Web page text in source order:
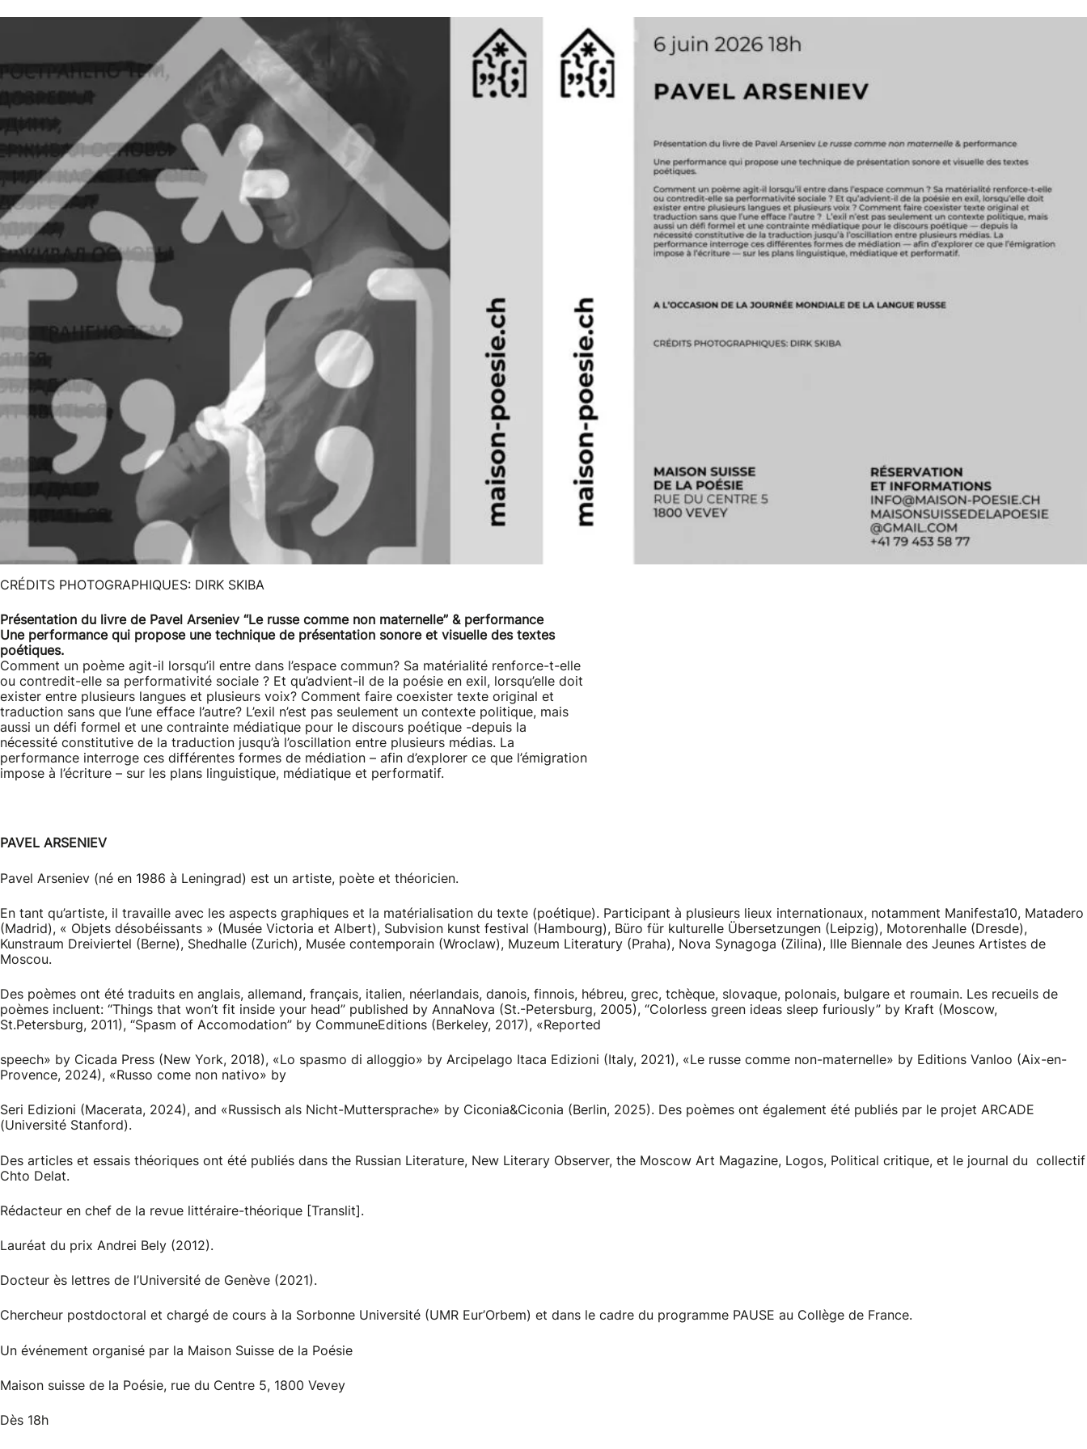
CRÉDITS PHOTOGRAPHIQUES: DIRK SKIBA
Présentation du livre de Pavel Arseniev “Le russe comme non maternelle” & performance
Une performance qui propose une technique de présentation sonore et visuelle des textes
poétiques.
Comment un poème agit-il lorsqu’il entre dans l’espace commun? Sa matérialité renforce-t-elle
ou contredit-elle sa performativité sociale ? Et qu’advient-il de la poésie en exil, lorsqu’elle doit
exister entre plusieurs langues et plusieurs voix? Comment faire coexister texte original et
traduction sans que l’une efface l’autre? L’exil n’est pas seulement un contexte politique, mais
aussi un défi formel et une contrainte médiatique pour le discours poétique -depuis la
nécessité constitutive de la traduction jusqu’à l’oscillation entre plusieurs médias. La
performance interroge ces différentes formes de médiation – afin d’explorer ce que l’émigration
impose à l’écriture – sur les plans linguistique, médiatique et performatif.
PAVEL ARSENIEV
Pavel Arseniev (né en 1986 à Leningrad) est un artiste, poète et théoricien.
En tant qu’artiste, il travaille avec les aspects graphiques et la matérialisation du texte (poétique). Participant à plusieurs lieux internationaux, notamment Manifesta10, Matadero
(Madrid), « Objets désobéissants » (Musée Victoria et Albert), Subvision kunst festival (Hambourg), Büro für kulturelle Übersetzungen (Leipzig), Motorenhalle (Dresde),
Kunstraum Dreiviertel (Berne), Shedhalle (Zurich), Musée contemporain (Wroclaw), Muzeum Literatury (Praha), Nova Synagoga (Zilina), IIIe Biennale des Jeunes Artistes de
Moscou.
Des poèmes ont été traduits en anglais, allemand, français, italien, néerlandais, danois, finnois, hébreu, grec, tchèque, slovaque, polonais, bulgare et roumain. Les recueils de
poèmes incluent: “Things that won’t fit inside your head” published by AnnaNova (St.-Petersburg, 2005), “Colorless green ideas sleep furiously” by Kraft (Moscow,
St.Petersburg, 2011), “Spasm of Accomodation” by CommuneEditions (Berkeley, 2017), «Reported
speech» by Cicada Press (New York, 2018), «Lo spasmo di alloggio» by Arcipelago Itaca Edizioni (Italy, 2021), «Le russe comme non-maternelle» by Editions Vanloo (Aix-en-
Provence, 2024), «Russo come non nativo» by
Seri Edizioni (Macerata, 2024), and «Russisch als Nicht-Muttersprache» by Ciconia&Ciconia (Berlin, 2025). Des poèmes ont également été publiés par le projet ARCADE
(Université Stanford).
Des articles et essais théoriques ont été publiés dans the Russian Literature, New Literary Observer, the Moscow Art Magazine, Logos, Political critique, et le journal du collectif
Chto Delat.
Rédacteur en chef de la revue littéraire-théorique [Translit].
Lauréat du prix Andrei Bely (2012).
Docteur ès lettres de l’Université de Genève (2021).
Chercheur postdoctoral et chargé de cours à la Sorbonne Université (UMR Eur’Orbem) et dans le cadre du programme PAUSE au Collège de France.
Un événement organisé par la Maison Suisse de la Poésie
Maison suisse de la Poésie, rue du Centre 5, 1800 Vevey
Dès 18h